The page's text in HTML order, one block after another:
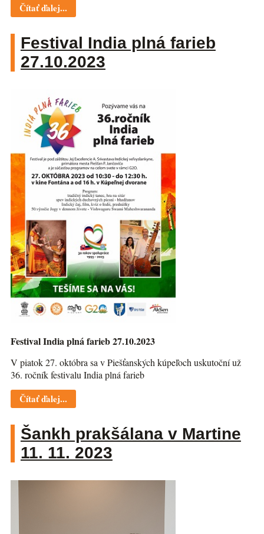
Čítať ďalej...
Festival India plná farieb
27.10.2023
Festival India plná farieb 27.10.2023
V piatok 27. októbra sa v Piešťanských kúpeľoch uskutoční už
36. ročník festivalu India plná farieb
Čítať ďalej...
Šankh prakšálana v Martine
11. 11. 2023